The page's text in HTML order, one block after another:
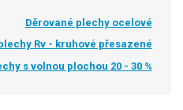
Děrované plechy ocelové
Rv - kruhové přesazené
s volnou plochou 20 - 30 %